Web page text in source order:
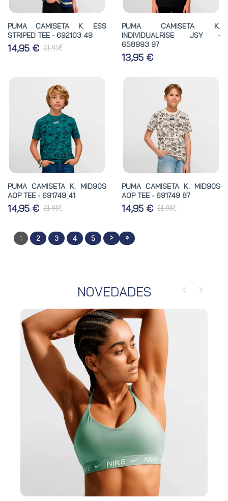
PUMA CAMISETA K. ESS
STRIPED TEE - 692103 49
14,95 € 21,95€
PUMA CAMISETA K.
INDIVIDUALRISE JSY -
658993 97
13,95 €
PUMA CAMISETA K. MID90S
AOP TEE - 691749 41
14,95 € 21,95€
PUMA CAMISETA K. MID90S
AOP TEE - 691749 87
14,95 € 21,95€
1 2 3 4 5 > »
NOVEDADES